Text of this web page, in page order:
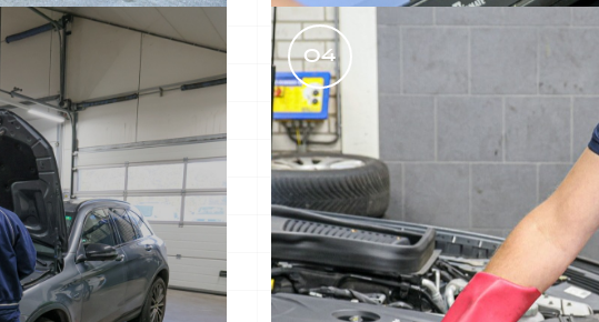
Bij Autobedrijf Jansen in Balkbrug
staan we paraat om snel auto-
storingen te verhelpen.
LEES MEER
04